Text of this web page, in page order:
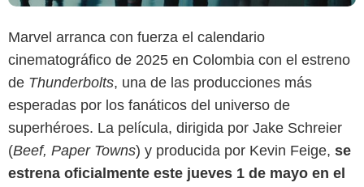
Marvel arranca con fuerza el calendario
cinematográfico de 2025 en Colombia con el estreno
de Thunderbolts, una de las producciones más
esperadas por los fanáticos del universo de
superhéroes. La película, dirigida por Jake Schreier
(Beef, Paper Towns) y producida por Kevin Feige, se
estrena oficialmente este jueves 1 de mayo en el